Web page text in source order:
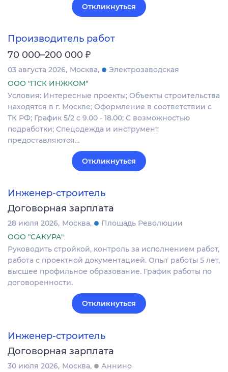
Откликнуться
Производитель работ
70 000–200 000 ₽
03 августа 2026 Москва
Электрозаводская
ООО "ПСК ИНЖКОМ"
Условия: Интересные проекты; Объекты строительства
находятся в г. Москве; Оформление в соответствии с
ТК РФ; График 5/2 с 9.00 - 18.00; С возможностью
подработки; Спецодежда и инструмент
предоставляются…
Откликнуться
Инженер-строитель
Договорная зарплата
28 июля 2026 Москва
Площадь Революции
ООО "САКУРА"
Руководить стройкой, контроль за исполнением работ,
работа с проектной документацией. Опыт работы 5 лет,
высшее профильное образование. График работы по
договоренности.
Откликнуться
Инженер-строитель
Договорная зарплата
30 июля 2026 Москва
Аннино